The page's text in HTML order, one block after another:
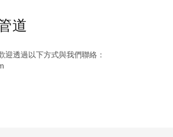
道
迎透過以下方式與我們聯絡：